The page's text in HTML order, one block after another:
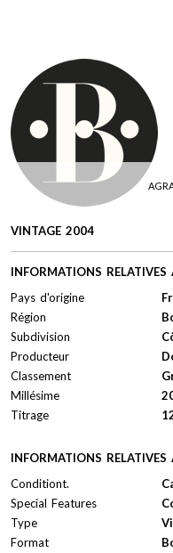
VINTAGE 2004
INFORMATIONS RELATIVES
Pays d'origine
Région
Subdivision
Producteur
Classement
Millésime
Titrage
INFORMATIONS RELATIVES
Conditiont.
Special Features
Type
Format